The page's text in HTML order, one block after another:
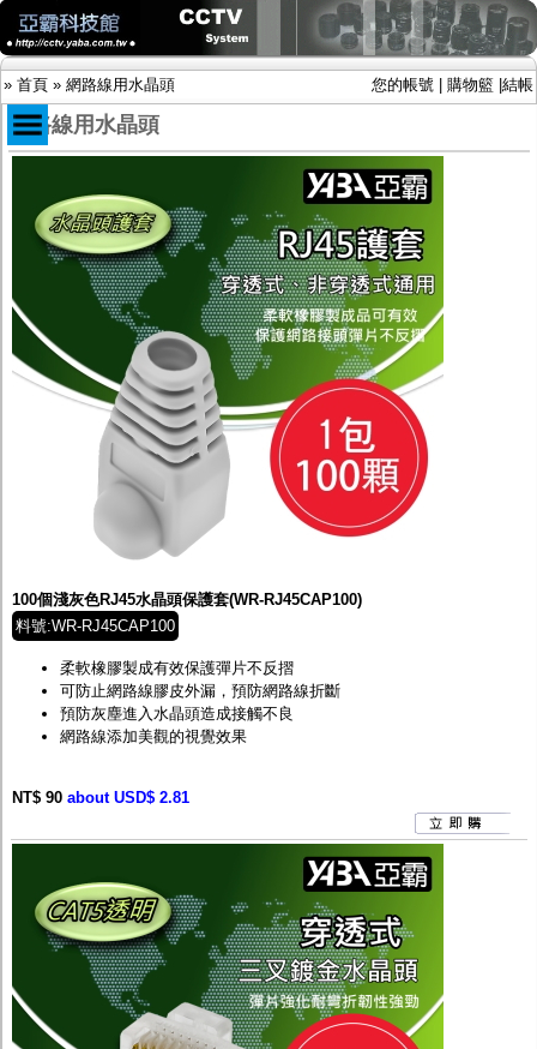
» 首頁 » 網路線用水晶頭 您的帳號 購物籃 結帳
商品目錄
限時促銷特惠專案
IP網路攝影機及錄放影機
AHD DVR數位錄放影機
AHD半球型(適用屋內)
AHD中小型紅外線攝影機(適用騎樓、室內外)
AHD防護罩型攝影機(適用屋外，紅外線照射
距離遠）
AHD特殊功能型攝影機
旋轉型攝影機.旋轉台
傳統高解析攝影機
防護罩及支架
多路攝影機單軸傳輸
監聽器.麥克風
視訊轉換設備
雙絞線傳輸器
雜訊改善器
分配放大器
網路線用水晶頭
網路線
懶人線.同軸線.花線
變壓器.避雷器
偽裝嚇阻假監視器. 警示防盜貼紙
電腦工業機殼
客訂商品
網路線用水晶頭
100個淺灰色RJ45水晶頭保護套(WR-RJ45CAP100)
料號:WR-RJ45CAP100
柔軟橡膠製成有效保護彈片不反摺
可防止網路線膠皮外漏，預防網路線折斷
預防灰塵進入水晶頭造成接觸不良
網路線添加美觀的視覺效果
NT$ 90 about USD$ 2.81